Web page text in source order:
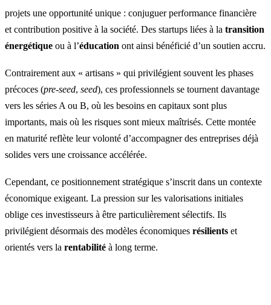
projets une opportunité unique : conjuguer performance financière
et contribution positive à la société. Des startups liées à la transition
énergétique ou à l’éducation ont ainsi bénéficié d’un soutien accru.
Contrairement aux « artisans » qui privilégient souvent les phases
précoces (pre-seed, seed), ces professionnels se tournent davantage
vers les séries A ou B, où les besoins en capitaux sont plus
importants, mais où les risques sont mieux maîtrisés. Cette montée
en maturité reflète leur volonté d’accompagner des entreprises déjà
solides vers une croissance accélérée.
Cependant, ce positionnement stratégique s’inscrit dans un contexte
économique exigeant. La pression sur les valorisations initiales
oblige ces investisseurs à être particulièrement sélectifs. Ils
privilégient désormais des modèles économiques résilients et
orientés vers la rentabilité à long terme.